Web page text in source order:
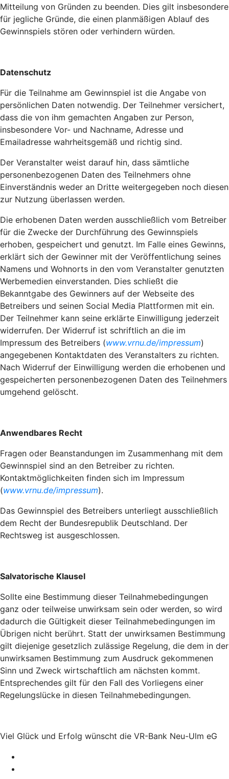
Mitteilung von Gründen zu beenden. Dies gilt insbesondere
für jegliche Gründe, die einen planmäßigen Ablauf des
Gewinnspiels stören oder verhindern würden.
Datenschutz
Für die Teilnahme am Gewinnspiel ist die Angabe von
persönlichen Daten notwendig. Der Teilnehmer versichert,
dass die von ihm gemachten Angaben zur Person,
insbesondere Vor- und Nachname, Adresse und
Emailadresse wahrheitsgemäß und richtig sind.
Der Veranstalter weist darauf hin, dass sämtliche
personenbezogenen Daten des Teilnehmers ohne
Einverständnis weder an Dritte weitergegeben noch diesen
zur Nutzung überlassen werden.
Die erhobenen Daten werden ausschließlich vom Betreiber
für die Zwecke der Durchführung des Gewinnspiels
erhoben, gespeichert und genutzt. Im Falle eines Gewinns,
erklärt sich der Gewinner mit der Veröffentlichung seines
Namens und Wohnorts in den vom Veranstalter genutzten
Werbemedien einverstanden. Dies schließt die
Bekanntgabe des Gewinners auf der Webseite des
Betreibers und seinen Social Media Plattformen mit ein.
Der Teilnehmer kann seine erklärte Einwilligung jederzeit
widerrufen. Der Widerruf ist schriftlich an die im
Impressum des Betreibers (www.vrnu.de/impressum)
angegebenen Kontaktdaten des Veranstalters zu richten.
Nach Widerruf der Einwilligung werden die erhobenen und
gespeicherten personenbezogenen Daten des Teilnehmers
umgehend gelöscht.
Anwendbares Recht
Fragen oder Beanstandungen im Zusammenhang mit dem
Gewinnspiel sind an den Betreiber zu richten.
Kontaktmöglichkeiten finden sich im Impressum
(www.vrnu.de/impressum).
Das Gewinnspiel des Betreibers unterliegt ausschließlich
dem Recht der Bundesrepublik Deutschland. Der
Rechtsweg ist ausgeschlossen.
Salvatorische Klausel
Sollte eine Bestimmung dieser Teilnahmebedingungen
ganz oder teilweise unwirksam sein oder werden, so wird
dadurch die Gültigkeit dieser Teilnahmebedingungen im
Übrigen nicht berührt. Statt der unwirksamen Bestimmung
gilt diejenige gesetzlich zulässige Regelung, die dem in der
unwirksamen Bestimmung zum Ausdruck gekommenen
Sinn und Zweck wirtschaftlich am nächsten kommt.
Entsprechendes gilt für den Fall des Vorliegens einer
Regelungslücke in diesen Teilnahmebedingungen.
Viel Glück und Erfolg wünscht die VR-Bank Neu-Ulm eG